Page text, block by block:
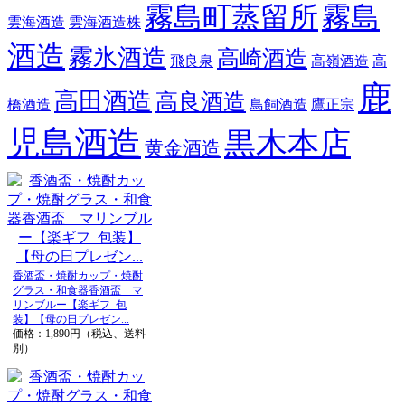
雲海酒造 雲海酒造株 霧島町蒸留所霧島
酒造 霧氷酒造 飛良泉 高崎酒造 高嶺酒造 高
橋酒造 高田酒造 高良酒造 鳥飼酒造 鷹正宗 鹿
児島酒造 黄金酒造 黒木本店
香酒盃・焼酎カップ・焼酎
グラス・和食器香酒盃 マ
リンブルー【楽ギフ_包
装】【母の日プレゼン...
価格：1,890円（税込、送料
別）